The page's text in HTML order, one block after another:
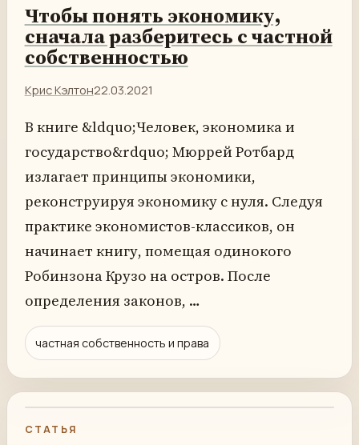
Чтобы понять экономику,
сначала разберитесь с частной
собственностью
Крис Кэлтон22.03.2021
В книге &ldquo;Человек, экономика и
государство&rdquo; Мюррей Ротбард
излагает принципы экономики,
реконструируя экономику с нуля. Следуя
практике экономистов-классиков, он
начинает книгу, помещая одинокого
Робинзона Крузо на остров. После
определения законов, …
частная собственность и права
СТАТЬЯ